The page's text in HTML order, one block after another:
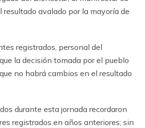
resultado avalado por la mayoría de
registrados, personal del
la decisión tomada por el pueblo
no habrá cambios en el resultado
durante esta jornada recordaron
registrados en años anteriores; sin